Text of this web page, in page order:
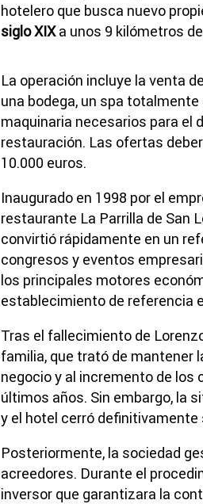
hotelero que busca nuevo
siglo XIXa unos 9 kilómetros
La operación incluye la venta
una bodega, un spa
maquinaria necesarios para el
restauración. Las ofertas
10.000 euros.
Inaugurado en 1998 por el
restaurante La Parrilla de San
convirtió rápidamente en un
congresos y eventos
los principales motores
establecimiento de referencia
Tras el fallecimiento de
familia, que trató de mantener
negocio y al incremento de
últimos años. Sin embargo, la
y el hotel cerró definitivamente
Posteriormente, la sociedad
acreedores. Durante el
inversor que garantizara la